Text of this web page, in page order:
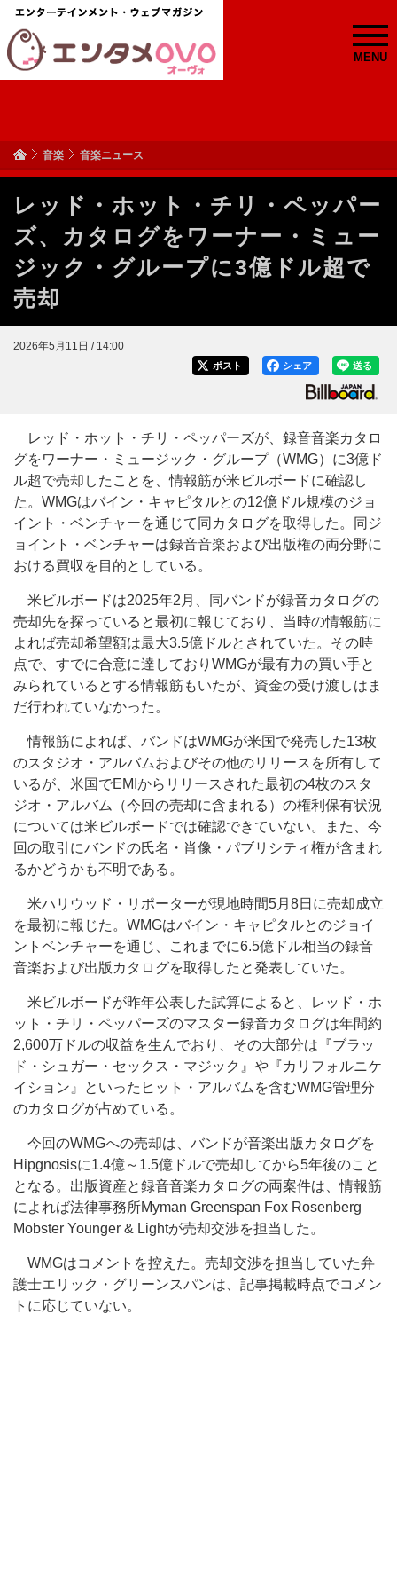
MENU
音楽 音楽ニュース
レッド・ホット・チリ・ペッパー
ズ、カタログをワーナー・ミュー
ジック・グループに3億ドル超で
売却
2026年5月11日 / 14:00
送る
シェア
ポスト
レッド・ホット・チリ・ペッパーズが、録音音楽カタロ
グをワーナー・ミュージック・グループ（WMG）に3億ド
ル超で売却したことを、情報筋が米ビルボードに確認し
た。WMGはバイン・キャピタルとの12億ドル規模のジョ
イント・ベンチャーを通じて同カタログを取得した。同ジ
ョイント・ベンチャーは録音音楽および出版権の両分野に
おける買収を目的としている。
米ビルボードは2025年2月、同バンドが録音カタログの
売却先を探っていると最初に報じており、当時の情報筋に
よれば売却希望額は最大3.5億ドルとされていた。その時
点で、すでに合意に達しておりWMGが最有力の買い手と
みられているとする情報筋もいたが、資金の受け渡しはま
だ行われていなかった。
情報筋によれば、バンドはWMGが米国で発売した13枚
のスタジオ・アルバムおよびその他のリリースを所有して
いるが、米国でEMIからリリースされた最初の4枚のスタ
ジオ・アルバム（今回の売却に含まれる）の権利保有状況
については米ビルボードでは確認できていない。また、今
回の取引にバンドの氏名・肖像・パブリシティ権が含まれ
るかどうかも不明である。
米ハリウッド・リポーターが現地時間5月8日に売却成立
を最初に報じた。WMGはバイン・キャピタルとのジョイ
ントベンチャーを通じ、これまでに6.5億ドル相当の録音
音楽および出版カタログを取得したと発表していた。
米ビルボードが昨年公表した試算によると、レッド・ホ
ット・チリ・ペッパーズのマスター録音カタログは年間約
2,600万ドルの収益を生んでおり、その大部分は『ブラッ
ド・シュガー・セックス・マジック』や『カリフォルニケ
イション』といったヒット・アルバムを含むWMG管理分
のカタログが占めている。
今回のWMGへの売却は、バンドが音楽出版カタログを
Hipgnosisに1.4億～1.5億ドルで売却してから5年後のこと
となる。出版資産と録音音楽カタログの両案件は、情報筋
によれば法律事務所Myman Greenspan Fox Rosenberg
Mobster Younger & Lightが売却交渉を担当した。
WMGはコメントを控えた。売却交渉を担当していた弁
護士エリック・グリーンスパンは、記事掲載時点でコメン
トに応じていない。